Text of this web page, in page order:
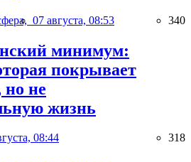
07 августа, 08:53 340
минимум:
покрывает
не
жизнь
08:44 318